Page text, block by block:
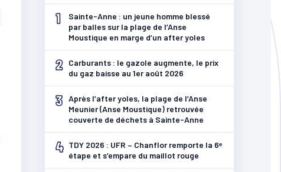
1
Sainte-Anne : un jeune homme blessé
par balles sur la plage de l’Anse
Moustique en marge d’un after yoles
2
Carburants : le gazole augmente, le prix
du gaz baisse au 1er août 2026
3 Après l’after yoles, la plage de l’Anse
Meunier (Anse Moustique) retrouvée
couverte de déchets à Sainte-Anne
4 TDY 2026 : UFR – Chanflor remporte la 6ᵉ
étape et s’empare du maillot rouge